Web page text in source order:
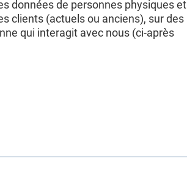
données de personnes physiques et
clients (actuels ou anciens), sur des
qui interagit avec nous (ci-après